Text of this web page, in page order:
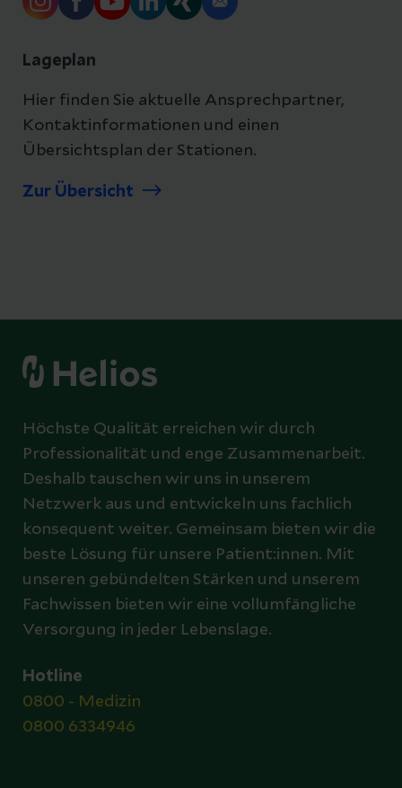
Lageplan
Hier finden Sie aktuelle Ansprechpartner,
Kontaktinformationen und einen
Übersichtsplan der Stationen.
Zur Übersicht
Höchste Qualität erreichen wir durch
Professionalität und enge Zusammenarbeit.
Deshalb tauschen wir uns in unserem
Netzwerk aus und entwickeln uns fachlich
konsequent weiter. Gemeinsam bieten wir die
beste Lösung für unsere Patient:innen. Mit
unseren gebündelten Stärken und unserem
Fachwissen bieten wir eine vollumfängliche
Versorgung in jeder Lebenslage.
Hotline
0800 - Medizin
0800 6334946